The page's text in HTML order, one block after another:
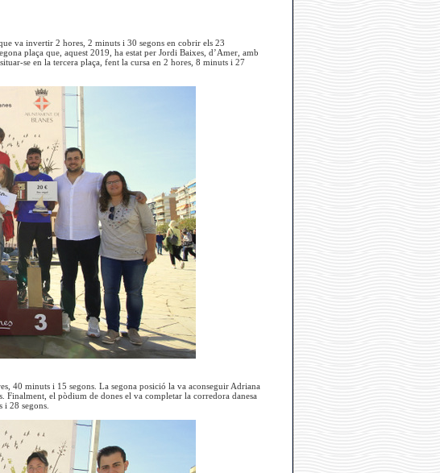
va invertir 2 hores, 2 minuts i 30 segons en cobrir els 23
plaça que, aquest 2019, ha estat per Jordi Baixes, d’Amer, amb
se en la tercera plaça, fent la cursa en 2 hores, 8 minuts i 27
40 minuts i 15 segons. La segona posició la va aconseguir Adriana
Finalment, el pòdium de dones el va completar la corredora danesa
i 28 segons.